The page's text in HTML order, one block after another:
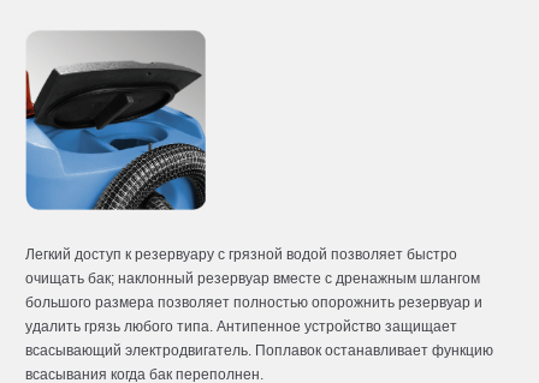
Легкий доступ к резервуару с грязной водой позволяет быстро
очищать бак; наклонный резервуар вместе с дренажным шлангом
большого размера позволяет полностью опорожнить резервуар и
удалить грязь любого типа. Антипенное устройство защищает
всасывающий электродвигатель. Поплавок останавливает функцию
всасывания когда бак переполнен.